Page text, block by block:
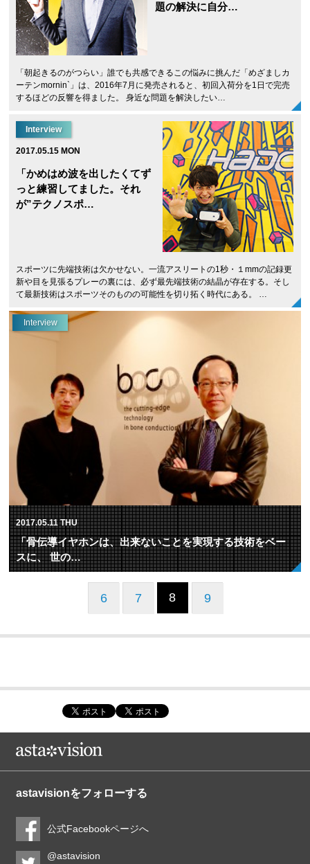
題の解決に自分…
「朝起きるのがつらい」誰でも共感できるこの悩みに挑んだ「めざましカ
ーテンmornin`」は、2016年7月に発売されると、初回入荷分を1日で完売
するほどの反響を得ました。 身近な問題を解決したい…
Interview
2017.05.15 MON
「かめはめ波を出したくてず
っと練習してました。それ
が”テクノスポ…
スポーツに先端技術は欠かせない。一流アスリートの1秒・１mmの記録更
新や目を見張るプレーの裏には、必ず最先端技術の結晶が存在する。そし
て最新技術はスポーツそのものの可能性を切り拓く時代にある。 …
Interview
2017.05.11 THU
「骨伝導イヤホンは、出来ないことを実現する技術をベー
スに、 世の…
6 7 8 9
astavisionをフォローする
公式Facebookページへ
@astavision